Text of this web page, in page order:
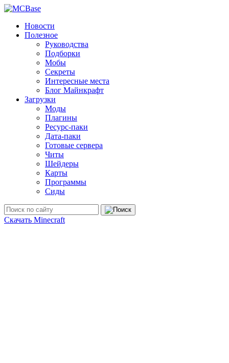
Новости
Полезное
Руководства
Подборки
Мобы
Секреты
Интересные места
Блог Майнкрафт
Загрузки
Моды
Плагины
Ресурс-паки
Дата-паки
Готовые сервера
Читы
Шейдеры
Карты
Программы
Сиды
Скачать Minecraft